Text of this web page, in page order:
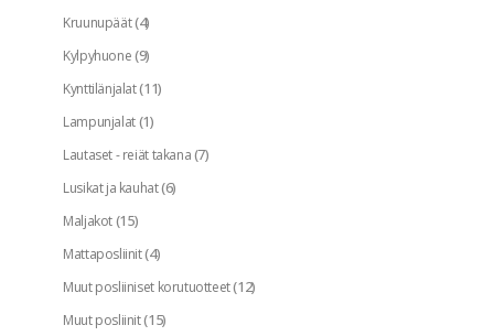
Kruunupäät(4)
Kylpyhuone(9)
Kynttilänjalat(11)
Lampunjalat(1)
Lautaset - reiät takana(7)
Lusikat ja kauhat(6)
Maljakot(15)
Mattaposliinit(4)
Muut posliiniset korutuotteet(12)
Muut posliinit(15)